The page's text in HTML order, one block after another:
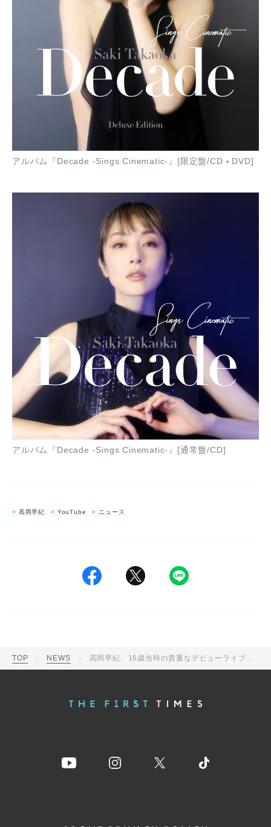
アルバム『Decade -Sings Cinematic-』[限定盤/CD＋DVD]
アルバム『Decade -Sings Cinematic-』[通常盤/CD]
高岡早紀 YouTube ニュース
TOP NEWS 高岡早紀、16歳当時の貴重なデビューライブ映像公開